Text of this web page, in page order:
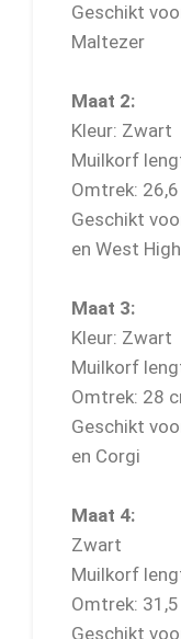
Geschikt
Maltezer
Maat 2:
Kleur: Zwart
Muilkorf
Omtrek:
Geschikt
en West
Maat 3:
Kleur: Zwart
Muilkorf
Omtrek: 28
Geschikt
en Corgi
Maat 4:
Zwart
Muilkorf
Omtrek:
Geschikt